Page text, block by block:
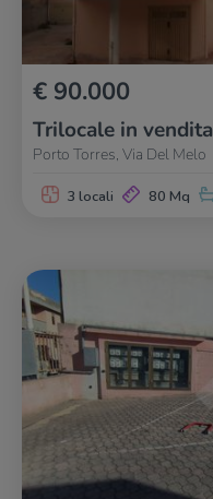
€ 90.000
Trilocale in vendita
Porto Torres, Via Del Melo
3 locali 80 Mq